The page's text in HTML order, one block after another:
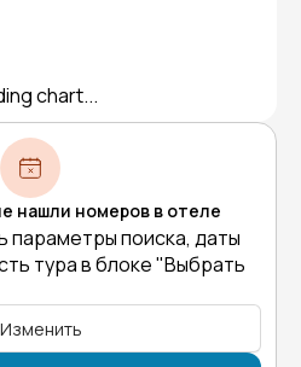
chart...
нашли номеров в отеле
параметры поиска, даты
тура в блоке "Выбрать
Изменить